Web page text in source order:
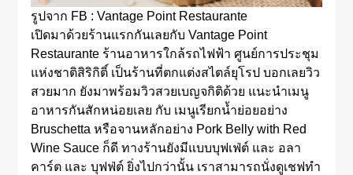
รูปจาก FB : Vantage Point Restaurante
เปิดมาด้วยร้านแรกกันเลยกับ Vantage Point
Restaurante ร้านอาหารใกล้รถไฟฟ้า ศูนย์การประชุม
แห่งชาติสิริกิติ์ เป็นร้านที่ตกแต่งสไตล์ยุโรป บอกเลยวิว
สวยมาก ยังมาพร้อมวิวสวยเบญจกิติด้วย แนะนำเมนู
อาหารกันสักหน่อยเลย กับ เมนูเรียกน้ำย่อยอย่าง
Bruschetta หรือจานหลักอย่าง Pork Belly with Red
Wine Sauce ก็ดี ทางร้านยังมีแบบบุฟเฟ่ต์ และ อลา
คาร์ต และ บุฟฟ่ต์ ยิ่งไปกว่านั้น เราสามารถนั่งดูเชฟทำ